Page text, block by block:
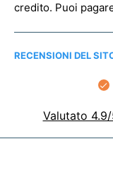
credito. Puoi
RECENSIONI DEL
Valutato